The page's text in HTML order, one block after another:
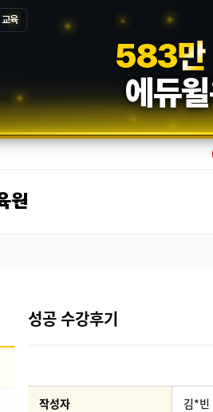
육
587만
에듀윌
원
성공 수강후기
작성자 김*빈